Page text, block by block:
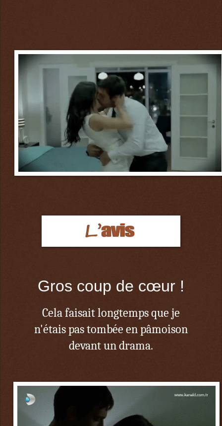
Gros coup de cœur !
Cela faisait longtemps que je
n'étais pas tombée en pâmoison
devant un drama.